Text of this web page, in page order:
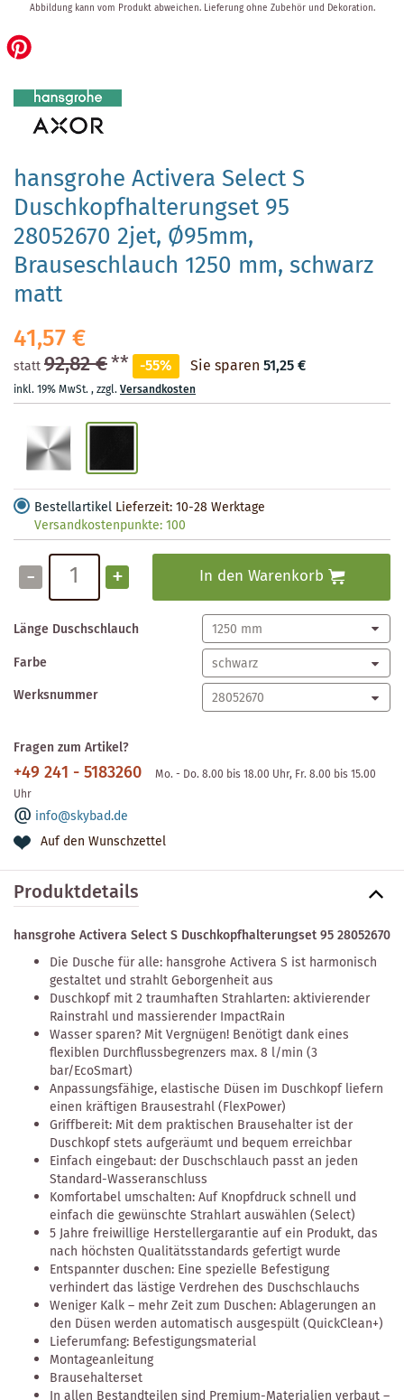
hansgrohe Activera Select S
Duschkopfhalterungset 95
28052670 2jet, Ø95mm,
Brauseschlauch 1250 mm, schwarz
matt
41,57 €
statt92,82 €** -55% Sie sparen 51,25 €
inkl. 19% MwSt.,zzgl.Versandkosten
Bestellartikel Lieferzeit: 10-28 Werktage
Versandkostenpunkte:100
- + In den Warenkorb
Länge Duschschlauch
Farbe
Werksnummer
Fragen zum Artikel?
+49 241 - 5183260
Mo. - Do. 8.00 bis 18.00 Uhr, Fr. 8.00 bis 15.00
Uhr
info@skybad.de
Auf den Wunschzettel
Anfang
der
Bildergalerie
Abbildung kann vom Produkt abweichen. Lieferung ohne Zubehör und Dekoration.
Produktdetails
hansgrohe Activera Select S Duschkopfhalterungset 95 28052670
Die Dusche für alle: hansgrohe Activera S ist harmonisch
gestaltet und strahlt Geborgenheit aus
Duschkopf mit 2 traumhaften Strahlarten: aktivierender
Rainstrahl und massierender ImpactRain
Wasser sparen? Mit Vergnügen! Benötigt dank eines
flexiblen Durchflussbegrenzers max. 8 l/min (3
bar/EcoSmart)
Anpassungsfähige, elastische Düsen im Duschkopf liefern
einen kräftigen Brausestrahl (FlexPower)
Griffbereit: Mit dem praktischen Brausehalter ist der
Duschkopf stets aufgeräumt und bequem erreichbar
Einfach eingebaut: der Duschschlauch passt an jeden
Standard-Wasseranschluss
Komfortabel umschalten: Auf Knopfdruck schnell und
einfach die gewünschte Strahlart auswählen (Select)
5 Jahre freiwillige Herstellergarantie auf ein Produkt, das
nach höchsten Qualitätsstandards gefertigt wurde
Entspannter duschen: Eine spezielle Befestigung
verhindert das lästige Verdrehen des Duschschlauchs
Weniger Kalk – mehr Zeit zum Duschen: Ablagerungen an
den Düsen werden automatisch ausgespült (QuickClean+)
Lieferumfang: Befestigungsmaterial
Montageanleitung
Brausehalterset